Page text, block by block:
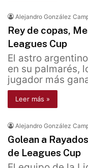
Alejandro González
Rey de copas,
Leagues Cup
El astro
en su palmarés,
jugador más
Leer más »
Alejandro González
Golean a
de Leagues Cup